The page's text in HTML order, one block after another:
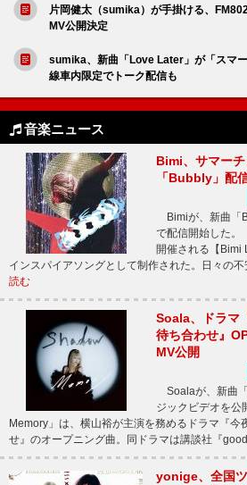
片岡健太（sumika）が手掛ける、
MV公開決定
sumika、新曲「Love Later」が「スマ
線車内限定でトーク配信も
音楽ニュース
Bimi、サマー
「Bubbly」配
Bimiが、新曲「
で配信開始した
開催される【Bimi
インスパイアソングとして制作された。日々の
読む
Soala、ドラマ
待ち合わせ』
MV公開
Soalaが、新曲
ジックビデオを
Memory」は、横山裕が主演を務めるドラマ『今
せ』のオープニング曲。同ドラマは講談社『
yonige、全国